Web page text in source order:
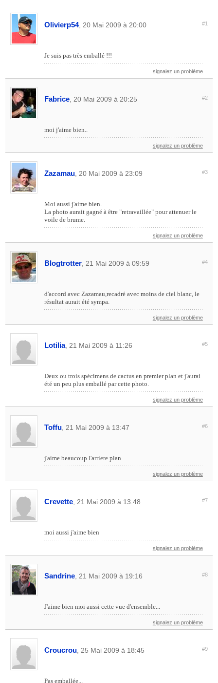
Olivierp54, 20 Mai 2009 à 20:00 #1
Je suis pas très emballé !!!
signalez un problème
Fabrice , 20 Mai 2009 à 20:25 #2
moi j'aime bien..
signalez un problème
Zazamau , 20 Mai 2009 à 23:09 #3
Moi aussi j'aime bien.
La photo aurait gagné à être "retravaillée" pour attenuer le
voile de brume.
signalez un problème
Blogtrotter , 21 Mai 2009 à 09:59 #4
d'accord avec Zazamau,recadré avec moins de ciel blanc, le
résultat aurait été sympa.
signalez un problème
Lotilia, 21 Mai 2009 à 11:26 #5
Deux ou trois spécimens de cactus en premier plan et j'aurai
été un peu plus emballé par cette photo.
signalez un problème
Toffu , 21 Mai 2009 à 13:47 #6
j'aime beaucoup l'arriere plan
signalez un problème
Crevette , 21 Mai 2009 à 13:48 #7
moi aussi j'aime bien
signalez un problème
Sandrine , 21 Mai 2009 à 19:16 #8
J'aime bien moi aussi cette vue d'ensemble...
signalez un problème
Croucrou , 25 Mai 2009 à 18:45 #9
Pas emballée...